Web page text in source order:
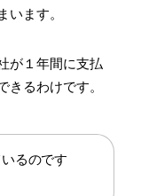
います。
が１年間に支払
きるわけです。
るのです